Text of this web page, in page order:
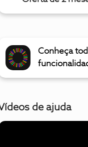
Conheça
de ajuda